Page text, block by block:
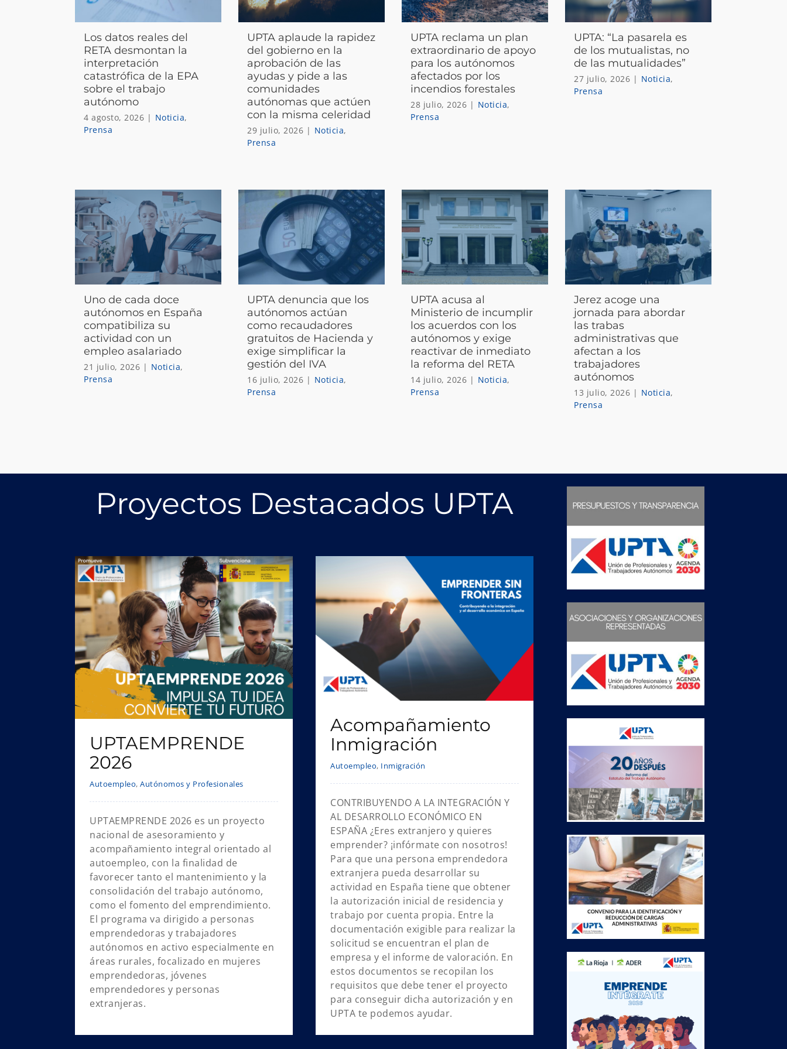
Los datos reales del
RETA desmontan la
interpretación
catastrófica de la EPA
sobre el trabajo
autónomo
4 agosto, 2026 | Noticia,
Prensa
UPTA aplaude la rapidez
del gobierno en la
aprobación de las
ayudas y pide a las
comunidades
autónomas que actúen
con la misma celeridad
29 julio, 2026 | Noticia,
Prensa
UPTA reclama un plan
extraordinario de apoyo
para los autónomos
afectados por los
incendios forestales
28 julio, 2026 | Noticia,
Prensa
UPTA: “La pasarela es
de los mutualistas, no
de las mutualidades”
27 julio, 2026 | Noticia,
Prensa
Uno de cada doce
autónomos en España
compatibiliza su
actividad con un
empleo asalariado
21 julio, 2026 | Noticia,
Prensa
UPTA denuncia que los
autónomos actúan
como recaudadores
gratuitos de Hacienda y
exige simplificar la
gestión del IVA
16 julio, 2026 | Noticia,
Prensa
UPTA acusa al
Ministerio de incumplir
los acuerdos con los
autónomos y exige
reactivar de inmediato
la reforma del RETA
14 julio, 2026 | Noticia,
Prensa
Jerez acoge una
jornada para abordar
las trabas
administrativas que
afectan a los
trabajadores
autónomos
13 julio, 2026 | Noticia,
Prensa
Proyectos Destacados UPTA
UPTAEMPRENDE
2026
Autoempleo,Autónomos y Profesionales
UPTAEMPRENDE 2026 es un proyecto
nacional de asesoramiento y
acompañamiento integral orientado al
autoempleo, con la finalidad de
favorecer tanto el mantenimiento y la
consolidación del trabajo autónomo,
como el fomento del emprendimiento.
El programa va dirigido a personas
emprendedoras y trabajadores
autónomos en activo especialmente en
áreas rurales, focalizado en mujeres
emprendedoras, jóvenes
emprendedores y personas
extranjeras.
Acompañamiento
Inmigración
Autoempleo, Inmigración
CONTRIBUYENDO A LA INTEGRACIÓN Y
AL DESARROLLO ECONÓMICO EN
ESPAÑA ¿Eres extranjero y quieres
emprender? ¡infórmate con nosotros!
Para que una persona emprendedora
extranjera pueda desarrollar su
actividad en España tiene que obtener
la autorización inicial de residencia y
trabajo por cuenta propia. Entre la
documentación exigible para realizar la
solicitud se encuentran el plan de
empresa y el informe de valoración. En
estos documentos se recopilan los
requisitos que debe tener el proyecto
para conseguir dicha autorización y en
UPTA te podemos ayudar.